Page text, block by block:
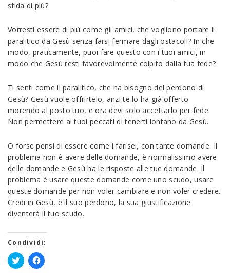
sfida di più?
Vorresti essere di più come gli amici, che vogliono portare il
paralitico da Gesù senza farsi fermare dagli ostacoli? In che
modo, praticamente, puoi fare questo con i tuoi amici, in
modo che Gesù resti favorevolmente colpito dalla tua fede?
Ti senti come il paralitico, che ha bisogno del perdono di
Gesù? Gesù vuole offrirtelo, anzi te lo ha già offerto
morendo al posto tuo, e ora devi solo accettarlo per fede.
Non permettere ai tuoi peccati di tenerti lontano da Gesù.
O forse pensi di essere come i farisei, con tante domande. Il
problema non è avere delle domande, è normalissimo avere
delle domande e Gesù ha le risposte alle tue domande. Il
problema è usare queste domande come uno scudo, usare
queste domande per non voler cambiare e non voler credere.
Credi in Gesù, è il suo perdono, la sua giustificazione
diventerà il tuo scudo.
Condividi:
Fai Fai